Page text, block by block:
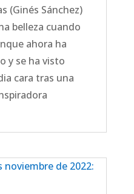
Sánchez)
belleza cuando
ahora ha
y se ha visto
cara tras una